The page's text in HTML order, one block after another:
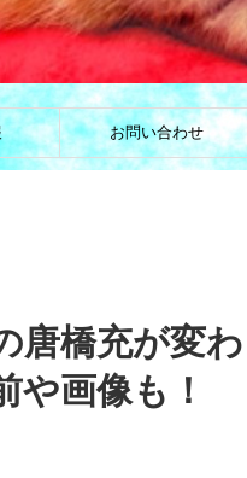
お問い合わせ
唐橋充が変
や画像も！